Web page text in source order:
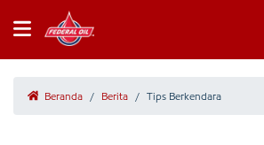
Beranda / Berita / Tips Berkendara